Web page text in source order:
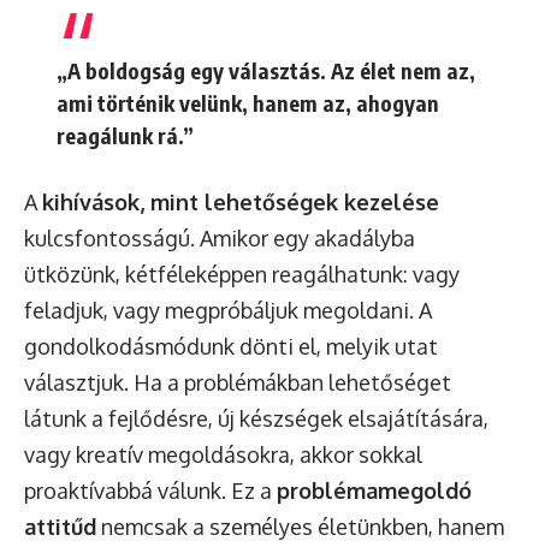
„A boldogság egy választás. Az élet nem az,
ami történik velünk, hanem az, ahogyan
reagálunk rá.”
A kihívások, mint lehetőségek kezelése
kulcsfontosságú. Amikor egy akadályba
ütközünk, kétféleképpen reagálhatunk: vagy
feladjuk, vagy megpróbáljuk megoldani. A
gondolkodásmódunk dönti el, melyik utat
választjuk. Ha a problémákban lehetőséget
látunk a fejlődésre, új készségek elsajátítására,
vagy kreatív megoldásokra, akkor sokkal
proaktívabbá válunk. Ez a problémamegoldó
attitűd nemcsak a személyes életünkben, hanem